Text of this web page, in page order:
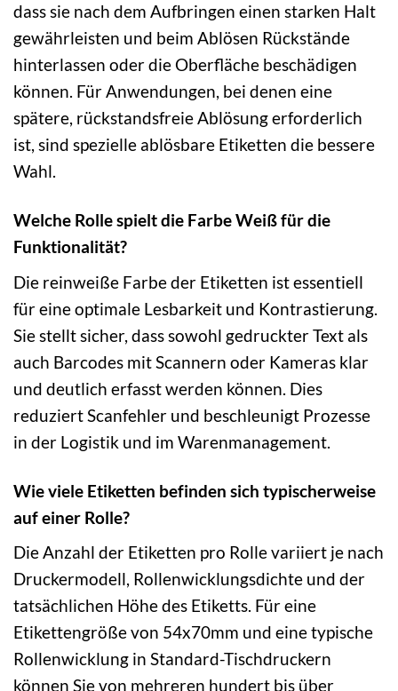
dass sie nach dem Aufbringen einen starken Halt
gewährleisten und beim Ablösen Rückstände
hinterlassen oder die Oberfläche beschädigen
können. Für Anwendungen, bei denen eine
spätere, rückstandsfreie Ablösung erforderlich
ist, sind spezielle ablösbare Etiketten die bessere
Wahl.
Welche Rolle spielt die Farbe Weiß für die
Funktionalität?
Die reinweiße Farbe der Etiketten ist essentiell
für eine optimale Lesbarkeit und Kontrastierung.
Sie stellt sicher, dass sowohl gedruckter Text als
auch Barcodes mit Scannern oder Kameras klar
und deutlich erfasst werden können. Dies
reduziert Scanfehler und beschleunigt Prozesse
in der Logistik und im Warenmanagement.
Wie viele Etiketten befinden sich typischerweise
auf einer Rolle?
Die Anzahl der Etiketten pro Rolle variiert je nach
Druckermodell, Rollenwicklungsdichte und der
tatsächlichen Höhe des Etiketts. Für eine
Etikettengröße von 54x70mm und eine typische
Rollenwicklung in Standard-Tischdruckern
können Sie von mehreren hundert bis über